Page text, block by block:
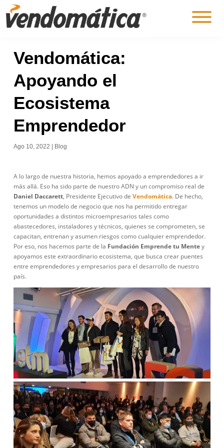
Vendomática:
Apoyando el
Ecosistema
Emprendedor
Ago 10, 2022 Blog
A lo largo de nuestra historia, hemos apoyado a emprendedores a ir
más allá. Eso ha sido parte de nuestro ADN y un compromiso real de
Daniel Daccarett, Presidente Ejecutivo de Vendomática. De hecho,
tenemos un modelo de negocio que nos ha permitido entregar
oportunidades a distintos microempresarios tales como
abastecedores, instaladores y técnicos, quienes se comprometen, se
capacitan, entrenan y asumen riesgos como cualquier emprendedor.
Por eso, nos hacemos parte de la Fundación Emprende tu Mentey
apoyamos este extraordinario ecosistema, que busca crear puentes
entre emprendedores y empresarios para el desarrollo de nuestro
país.